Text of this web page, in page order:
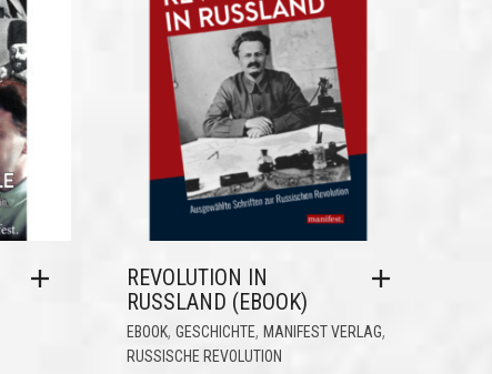
REVOLUTION IN
RUSSLAND (EBOOK)
EBOOK, GESCHICHTE, MANIFEST VERLAG,
RUSSISCHE REVOLUTION